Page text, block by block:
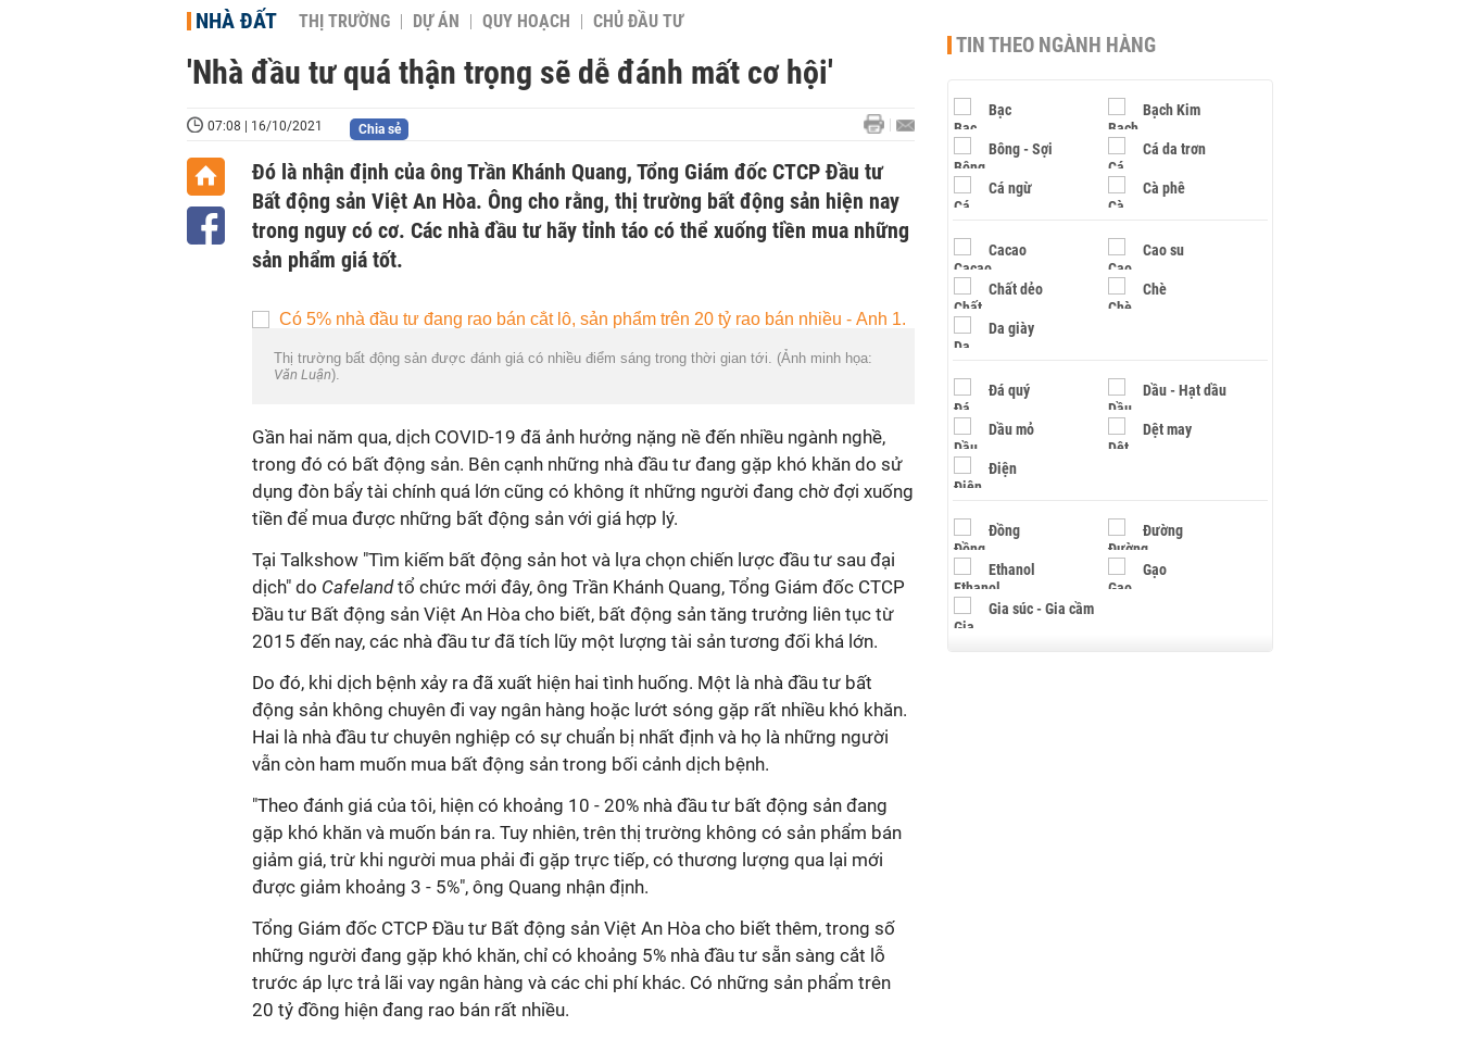
NHÀ ĐẤT THỊ TRƯỜNG DỰ ÁN QUY HOẠCH CHỦ ĐẦU TƯ
'Nhà đầu tư quá thận trọng sẽ dễ đánh mất cơ hội'
07:08 | 16/10/2021 Chia sẻ
Đó là nhận định của ông Trần Khánh Quang, Tổng Giám đốc CTCP Đầu tư
Bất động sản Việt An Hòa. Ông cho rằng, thị trường bất động sản hiện nay
trong nguy có cơ. Các nhà đầu tư hãy tỉnh táo có thể xuống tiền mua những
sản phẩm giá tốt.
Thị trường bất động sản được đánh giá có nhiều điểm sáng trong thời gian tới. (Ảnh minh họa:
Văn Luận).
Gần hai năm qua, dịch COVID-19 đã ảnh hưởng nặng nề đến nhiều ngành nghề,
trong đó có bất động sản. Bên cạnh những nhà đầu tư đang gặp khó khăn do sử
dụng đòn bẩy tài chính quá lớn cũng có không ít những người đang chờ đợi xuống
tiền để mua được những bất động sản với giá hợp lý.
Tại Talkshow "Tìm kiếm bất động sản hot và lựa chọn chiến lược đầu tư sau đại
dịch" do Cafelandtổ chức mới đây, ông Trần Khánh Quang, Tổng Giám đốc CTCP
Đầu tư Bất động sản Việt An Hòa cho biết, bất động sản tăng trưởng liên tục từ
2015 đến nay, các nhà đầu tư đã tích lũy một lượng tài sản tương đối khá lớn.
Do đó, khi dịch bệnh xảy ra đã xuất hiện hai tình huống. Một là nhà đầu tư bất
động sản không chuyên đi vay ngân hàng hoặc lướt sóng gặp rất nhiều khó khăn.
Hai là nhà đầu tư chuyên nghiệp có sự chuẩn bị nhất định và họ là những người
vẫn còn ham muốn mua bất động sản trong bối cảnh dịch bệnh.
"Theo đánh giá của tôi, hiện có khoảng 10 - 20% nhà đầu tư bất động sản đang
gặp khó khăn và muốn bán ra. Tuy nhiên, trên thị trường không có sản phẩm bán
giảm giá, trừ khi người mua phải đi gặp trực tiếp, có thương lượng qua lại mới
được giảm khoảng 3 - 5%", ông Quang nhận định.
Tổng Giám đốc CTCP Đầu tư Bất động sản Việt An Hòa cho biết thêm, trong số
những người đang gặp khó khăn, chỉ có khoảng 5% nhà đầu tư sẵn sàng cắt lỗ
trước áp lực trả lãi vay ngân hàng và các chi phí khác. Có những sản phẩm trên
20 tỷ đồng hiện đang rao bán rất nhiều.
TIN THEO NGÀNH HÀNG
Bạc Bạch Kim
Bông - Sợi Cá da trơn
Cá ngừ Cà phê
Cacao Cao su
Chất dẻo Chè
Da giày
Đá quý Dầu - Hạt dầu
Dầu mỏ Dệt may
Điện
Đồng Đường
Ethanol Gạo
Gia súc - Gia cầm